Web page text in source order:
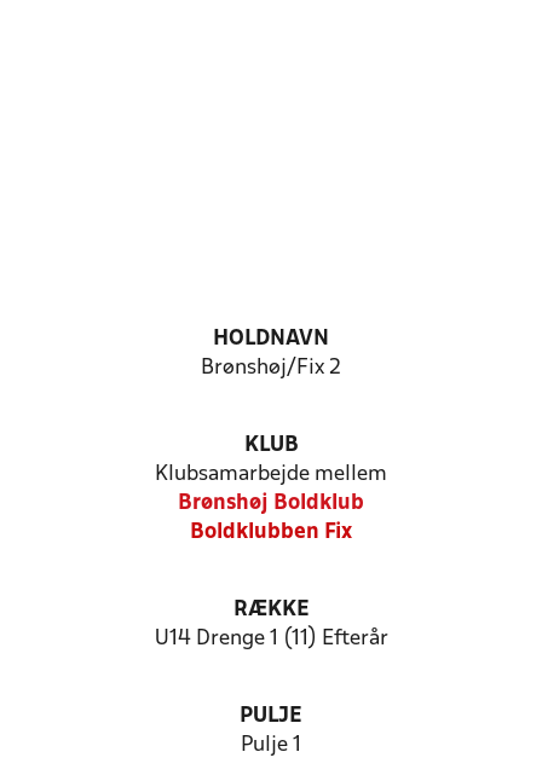
HOLDNAVN
Brønshøj/Fix 2
KLUB
Klubsamarbejde mellem
Brønshøj Boldklub
Boldklubben Fix
RÆKKE
U14 Drenge 1 (11) Efterår
PULJE
Pulje 1